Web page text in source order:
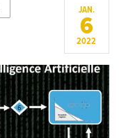
JAN.
6
2022